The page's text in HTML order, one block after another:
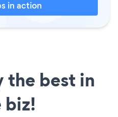
in action
the best in
biz!